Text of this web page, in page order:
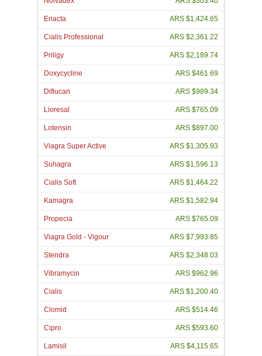
Eriacta ARS $1,424.65
Cialis Professional ARS $2,361.22
Priligy ARS $2,189.74
Doxycycline ARS $461.69
Diflucan ARS $989.34
Lioresal ARS $765.09
Lotensin ARS $897.00
Viagra Super Active ARS $1,305.93
Suhagra ARS $1,596.13
Cialis Soft ARS $1,464.22
Kamagra ARS $1,582.94
Propecia ARS $765.09
Viagra Gold - Vigour ARS $7,993.85
Stendra ARS $2,348.03
Vibramycin ARS $962.96
Cialis ARS $1,200.40
Clomid ARS $514.46
Cipro ARS $593.60
Lamisil ARS $4,115.65